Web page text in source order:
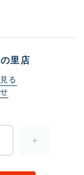
里店
る